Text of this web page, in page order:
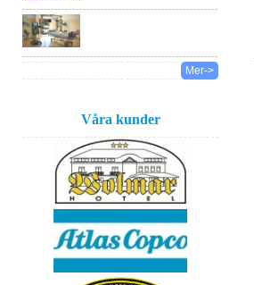
Mer->
Våra kunder